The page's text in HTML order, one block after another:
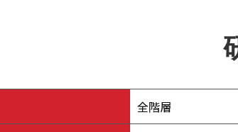
全階層